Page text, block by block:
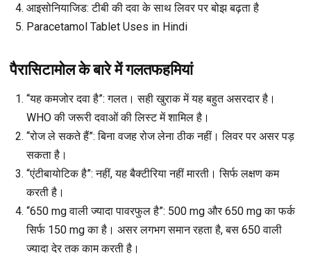
आइसोनियाजिड: टीबी की दवा के साथ लिवर पर बोझ बढ़ता है
Paracetamol Tablet Uses in Hindi
पैरासिटामोल के बारे में गलतफहमियां
“यह कमजोर दवा है”: गलत। सही खुराक में यह बहुत असरदार है।
WHO की जरूरी दवाओं की लिस्ट में शामिल है।
“रोज ले सकते हैं”: बिना वजह रोज लेना ठीक नहीं। लिवर पर असर पड़
सकता है।
“एंटीबायोटिक है”: नहीं, यह बैक्टीरिया नहीं मारती। सिर्फ लक्षण कम
करती है।
“650 mg वाली ज्यादा पावरफुल है”: 500 mg और 650 mg का फर्क
सिर्फ 150 mg का है। असर लगभग समान रहता है, बस 650 वाली
ज्यादा देर तक काम करती है।